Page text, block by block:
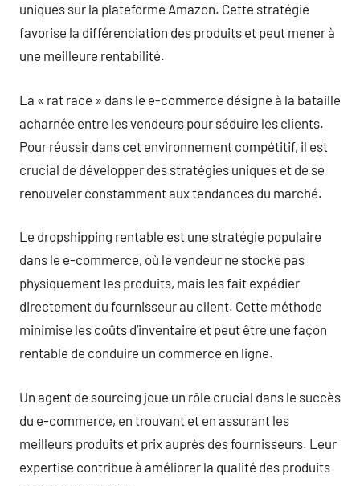
uniques sur la plateforme Amazon. Cette stratégie
favorise la différenciation des produits et peut mener à
une meilleure rentabilité.
La « rat race » dans le e-commerce désigne à la bataille
acharnée entre les vendeurs pour séduire les clients.
Pour réussir dans cet environnement compétitif, il est
crucial de développer des stratégies uniques et de se
renouveler constamment aux tendances du marché.
Le dropshipping rentable est une stratégie populaire
dans le e-commerce, où le vendeur ne stocke pas
physiquement les produits, mais les fait expédier
directement du fournisseur au client. Cette méthode
minimise les coûts d’inventaire et peut être une façon
rentable de conduire un commerce en ligne.
Un agent de sourcing joue un rôle crucial dans le succès
du e-commerce, en trouvant et en assurant les
meilleurs produits et prix auprès des fournisseurs. Leur
expertise contribue à améliorer la qualité des produits